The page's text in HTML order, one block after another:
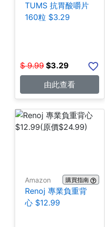
TUMS 抗胃酸嚼片
160粒 $3.29
$ 9.99 $3.29
由此查看
Amazon 購買指南
Renoj 專業負重背
心 $12.99